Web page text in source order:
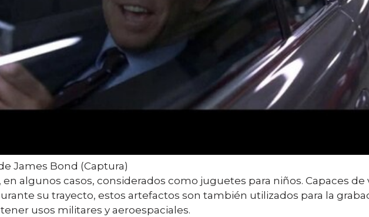
James Bond (Captura)
algunos casos, considerados como juguetes para niños. Capaces
su trayecto, estos artefactos son también utilizados para la
usos militares y aeroespaciales.